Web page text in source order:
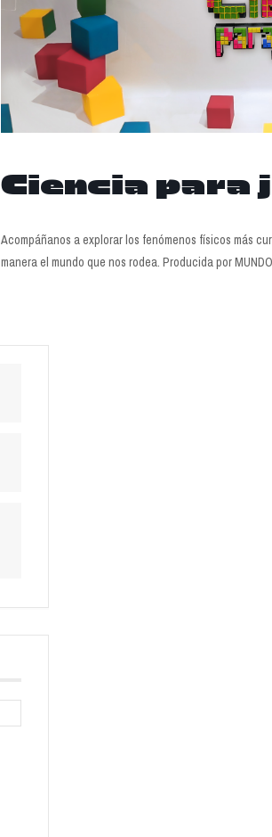
Ciencia para
Acompáñanos a explorar los fenómenos físicos más
manera el mundo que nos rodea. Producida por